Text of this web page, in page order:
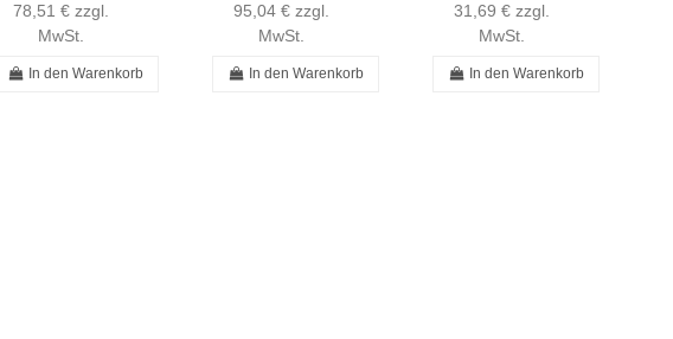
78,51 € zzgl.
MwSt.
In den Warenkorb
95,04 € zzgl.
MwSt.
In den Warenkorb
31,69 € zzgl.
MwSt.
In den Warenkorb